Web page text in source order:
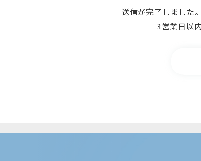
送信が完了しました
3営業日以